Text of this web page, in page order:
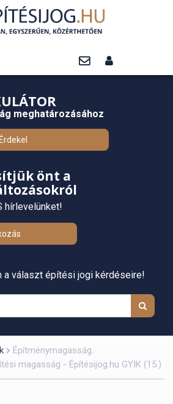
meghatározásához
Érdekel
önt a
hírlevelünket!
a választ építési jogi kérdéseire!
Építménymagasság.
magasság - Építésijog.hu GYIK (15.)